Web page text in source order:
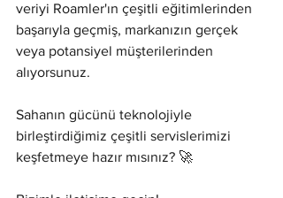
veriyi Roamler'ın çeşitli eğitimlerinden
başarıyla geçmiş, markanızın gerçek
veya potansiyel müşterilerinden
alıyorsunuz.
Sahanın gücünü teknolojiyle
birleştirdiğimiz çeşitli servislerimizi
keşfetmeye hazır mısınız? 🚀